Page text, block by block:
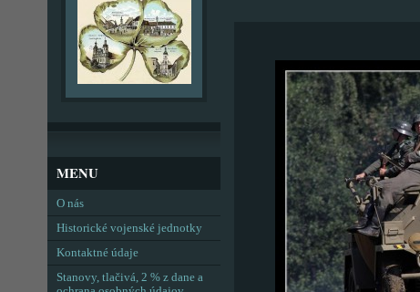
MENU
O nás
Historické vojenské jednotky
Kontaktné údaje
Stanovy, tlačivá, 2 % z dane a